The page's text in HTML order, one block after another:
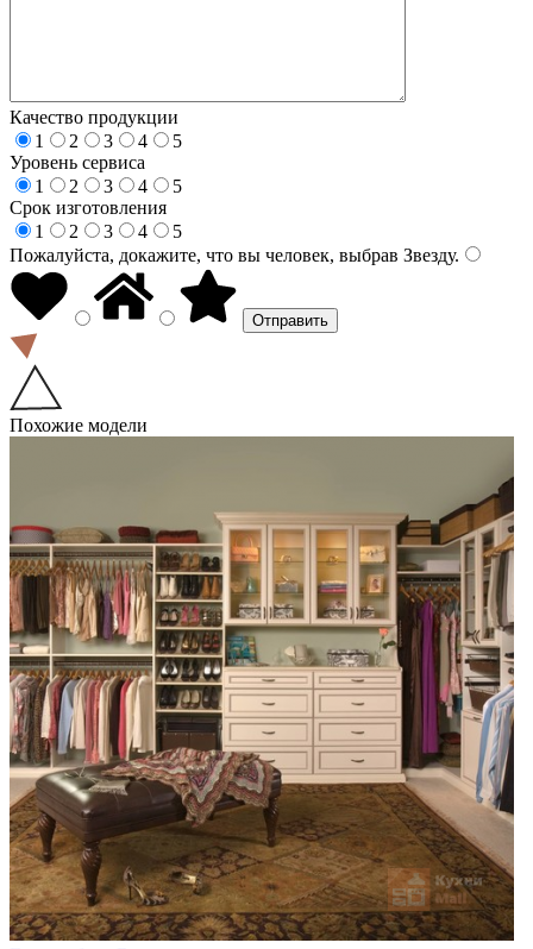
Качество продукции
1
2 3 4
5
Уровень сервиса
1
2 3 4
5
Срок изготовления
1
2 3 4
5
Пожалуйста, докажите, что вы человек, выбрав Звезду.
Похожие модели